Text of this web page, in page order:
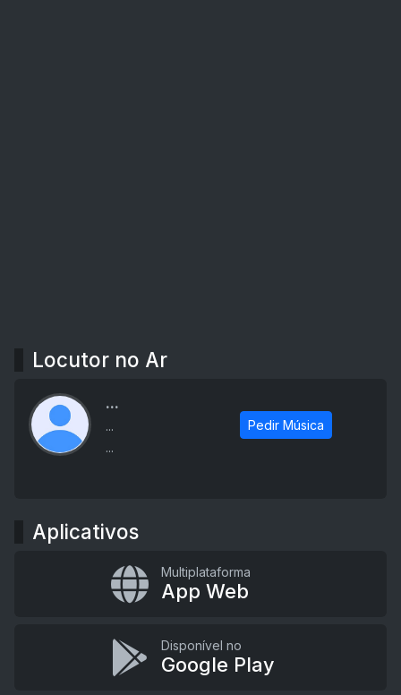
Locutor no Ar
...
...
...
Pedir Música
Aplicativos
Multiplataforma
App Web
Disponível no
Google Play